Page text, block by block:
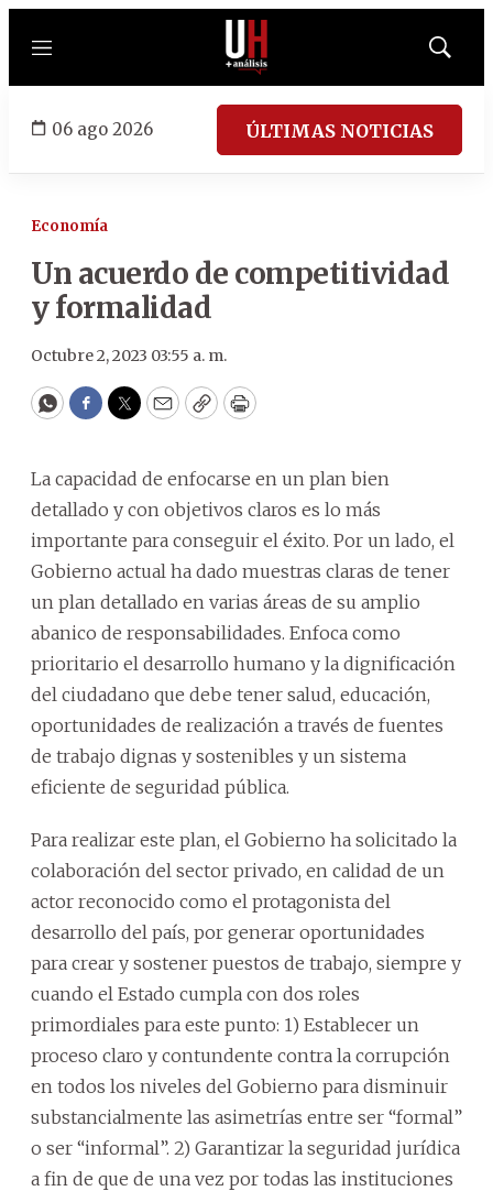
Menú
Mostrar
06 ago 2026 ÚLTIMAS NOTICIAS
Economía
Un acuerdo de competitividad
y formalidad
Octubre 2, 2023 03:55 a. m.
WhatsApp
Facebook
Twitter
EmailCopyPrint
La capacidad de enfocarse en un plan bien
detallado y con objetivos claros es lo más
importante para conseguir el éxito. Por un lado, el
Gobierno actual ha dado muestras claras de tener
un plan detallado en varias áreas de su amplio
abanico de responsabilidades. Enfoca como
prioritario el desarrollo humano y la dignificación
del ciudadano que debe tener salud, educación,
oportunidades de realización a través de fuentes
de trabajo dignas y sostenibles y un sistema
eficiente de seguridad pública.
Para realizar este plan, el Gobierno ha solicitado la
colaboración del sector privado, en calidad de un
actor reconocido como el protagonista del
desarrollo del país, por generar oportunidades
para crear y sostener puestos de trabajo, siempre y
cuando el Estado cumpla con dos roles
primordiales para este punto: 1) Establecer un
proceso claro y contundente contra la corrupción
en todos los niveles del Gobierno para disminuir
substancialmente las asimetrías entre ser “formal”
o ser “informal”. 2) Garantizar la seguridad jurídica
a fin de que de una vez por todas las instituciones